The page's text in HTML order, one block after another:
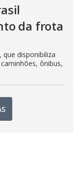
da frota
disponibiliza
ônibus,